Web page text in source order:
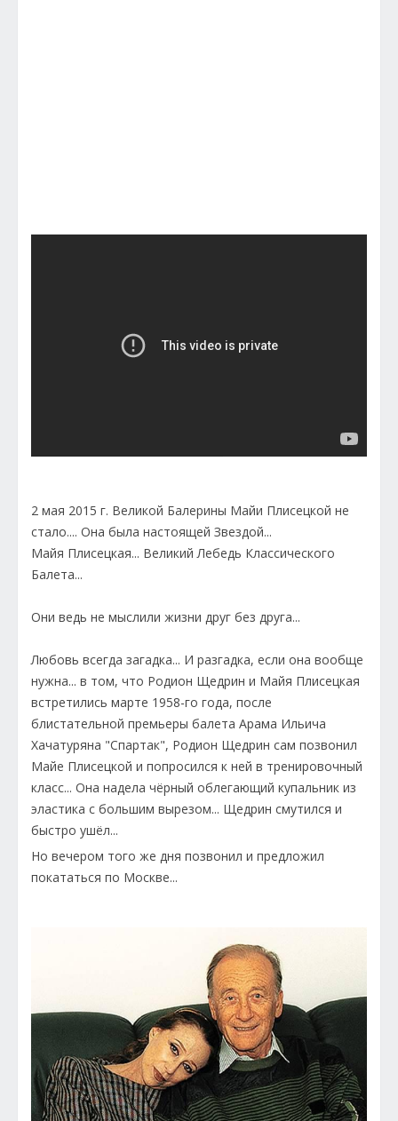
2 мая 2015 г. Великой Балерины Майи Плисецкой не
стало.... Она была настоящей Звездой...
Майя Плисецкая... Великий Лебедь Классического
Балета...
Они ведь не мыслили жизни друг без друга...
Любовь всегда загадка... И разгадка, если она вообще
нужна... в том, что Родион Щедрин и Майя Плисецкая
встретились марте 1958-го года, после
блистательной премьеры балета Арама Ильича
Хачатуряна "Спартак", Родион Щедрин сам позвонил
Майе Плисецкой и попросился к ней в тренировочный
класс... Она надела чёрный облегающий купальник из
эластика с большим вырезом... Щедрин смутился и
быстро ушёл...
Но вечером того же дня позвонил и предложил
покататься по Москве...